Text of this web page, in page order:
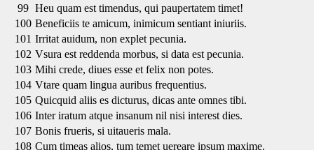
99 Heu quam est timendus, qui paupertatem timet!
100 Beneficiis te amicum, inimicum sentiant iniuriis.
101 Irritat auidum, non explet pecunia.
102 Vsura est reddenda morbus, si data est pecunia.
103 Mihi crede, diues esse et felix non potes.
104 Vtare quam lingua auribus frequentius.
105 Quicquid aliis es dicturus, dicas ante omnes tibi.
106 Inter iratum atque insanum nil nisi interest dies.
107 Bonis frueris, si uitaueris mala.
108 Cum timeas alios, tum temet uereare ipsum maxime.